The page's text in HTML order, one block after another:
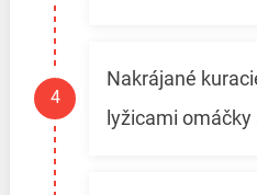
Nakrájané
lyžicami